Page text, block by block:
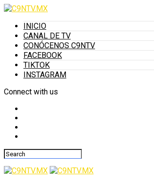
INICIO
CANAL DE TV
CONÓCENOS C9NTV
FACEBOOK
TIKTOK
INSTAGRAM
Connect with us